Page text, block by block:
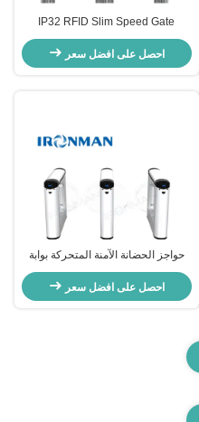
IP32 RFID Slim Speed ​​Gate
Turnstile 900mm Arm للشركات
والمؤسسات
احصل على افضل سعر
حواجز الحضانة الآمنة المتحركة بوابة
الدوران مع قناة بصرية عرض ممر
60 ° C
احصل على افضل سعر